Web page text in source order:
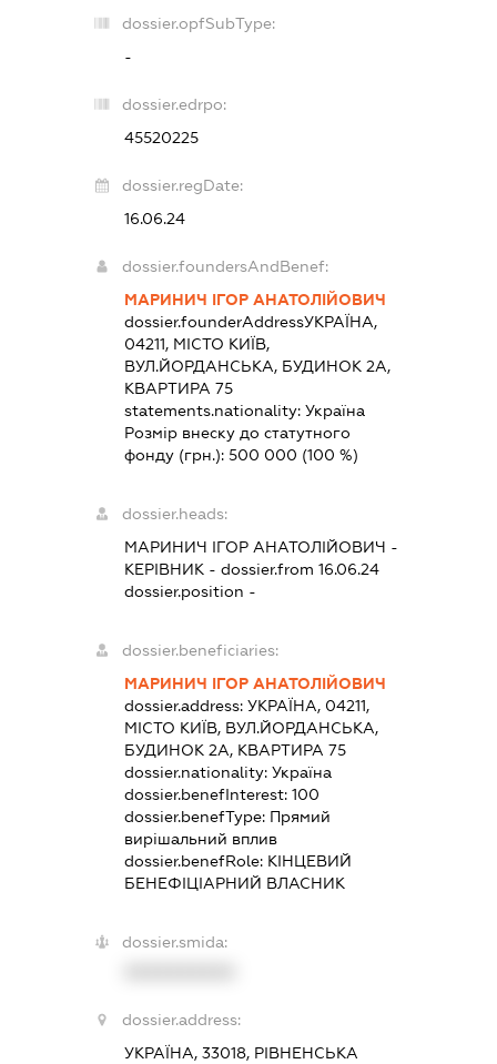
dossier.opfSubType:
-
dossier.edrpo:
45520225
dossier.regDate:
16.06.24
dossier.foundersAndBenef:
МАРИНИЧ ІГОР АНАТОЛІЙОВИЧ
dossier.founderAddressУКРАЇНА,
04211, МІСТО КИЇВ,
ВУЛ.ЙОРДАНСЬКА, БУДИНОК 2А,
КВАРТИРА 75
statements.nationality:Україна
Розмір внеску до статутного
фонду (грн.):500 000 (100 %)
dossier.heads:
МАРИНИЧ ІГОР АНАТОЛІЙОВИЧ -
КЕРІВНИК - dossier.from 16.06.24
dossier.position -
dossier.beneficiaries:
МАРИНИЧ ІГОР АНАТОЛІЙОВИЧ
dossier.address:УКРАЇНА, 04211,
МІСТО КИЇВ, ВУЛ.ЙОРДАНСЬКА,
БУДИНОК 2А, КВАРТИРА 75
dossier.nationality:Україна
dossier.benefInterest:100
dossier.benefType: Прямий
вирішальний вплив
dossier.benefRole: КІНЦЕВИЙ
БЕНЕФІЦІАРНИЙ ВЛАСНИК
dossier.smida:
dossier.address:
УКРАЇНА, 33018, РІВНЕНСЬКА